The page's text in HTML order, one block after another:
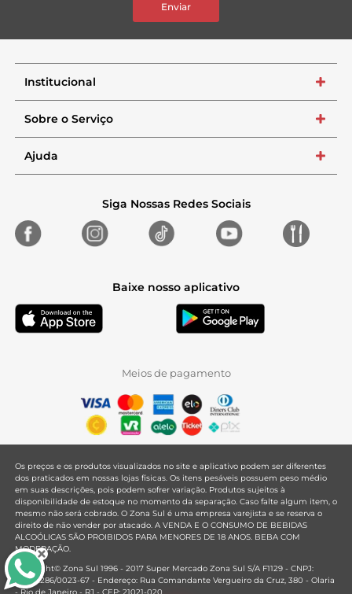
Enviar
Institucional +
Sobre o Serviço +
Ajuda +
Siga Nossas Redes Sociais
Baixe nosso aplicativo
Meios de pagamento
Os preços e os produtos visualizados no site e aplicativo podem ser diferentes
dos praticados em nossas lojas físicas. Os itens pesáveis possuem peso médio
em suas descrições, pois podem sofrer variação. Produtos sujeitos à
disponibilidade de estoque no momento da separação. Caso falte algum item, o
mesmo não será cobrado. O Zona Sul é uma empresa varejista e se reserva o
direito de não vender por atacado. A VENDA E O CONSUMO DE BEBIDAS
ALCOÓLICAS SÃO PROIBIDOS PARA MENORES DE 18 ANOS. BEBA COM
MODERAÇÃO.
Copyright© Zona Sul 1996 - 2017 Super Mercado Zona Sul S/A F1129 - CNPJ:
33.381.286/0023-67 - Endereço: Rua Comandante Vergueiro da Cruz, 380 - Olaria